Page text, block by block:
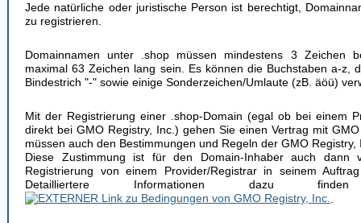
Jede natürliche oder juristische Person ist berechtigt,
zu registrieren.
Domainnamen unter .shop müssen mindestens 3 Zeichen
maximal 63 Zeichen lang sein. Es können die Buchstaben a-z,
Bindestrich "-" sowie einige Sonderzeichen/Umlaute (zB. äöü)
Mit der Registrierung einer .shop-Domain (egal ob bei einem
direkt bei GMO Registry, Inc.) gehen Sie einen Vertrag mit
müssen auch den Bestimmungen und Regeln der GMO Registry,
Diese Zustimmung ist für den Domain-Inhaber auch dann
Registrierung von einem Provider/Registrar in seinem
Detailliertere Informationen dazu
.